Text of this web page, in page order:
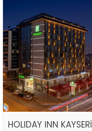
HOLIDAY INN KAYSERİ